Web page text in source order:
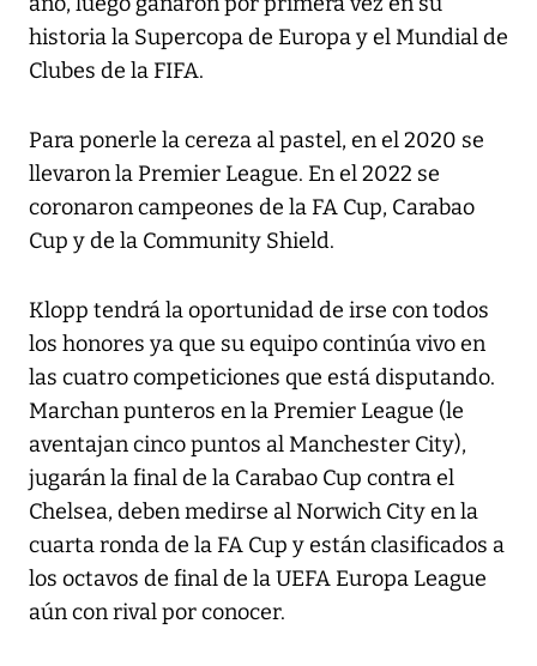
historia la Supercopa de Europa y el Mundial de
Clubes de la FIFA.
Para ponerle la cereza al pastel, en el 2020 se
llevaron la Premier League. En el 2022 se
coronaron campeones de la FA Cup, Carabao
Cup y de la Community Shield.
Klopp tendrá la oportunidad de irse con todos
los honores ya que su equipo continúa vivo en
las cuatro competiciones que está disputando.
Marchan punteros en la Premier League (le
aventajan cinco puntos al Manchester City),
jugarán la final de la Carabao Cup contra el
Chelsea, deben medirse al Norwich City en la
cuarta ronda de la FA Cup y están clasificados a
los octavos de final de la UEFA Europa League
aún con rival por conocer.